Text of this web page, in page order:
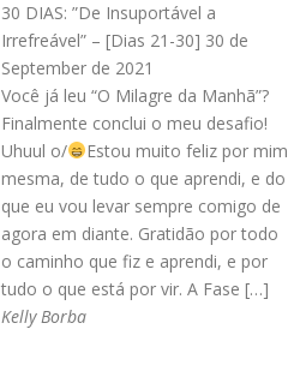
30 DIAS: ”De Insuportável a
Irrefreável” – [Dias 21-30] 30 de
September de 2021
Você já leu “O Milagre da Manhã”?
Finalmente conclui o meu desafio!
Uhuul o/
Estou muito feliz por mim
mesma, de tudo o que aprendi, e do
que eu vou levar sempre comigo de
agora em diante. Gratidão por todo
o caminho que fiz e aprendi, e por
tudo o que está por vir. A Fase […]
Kelly Borba